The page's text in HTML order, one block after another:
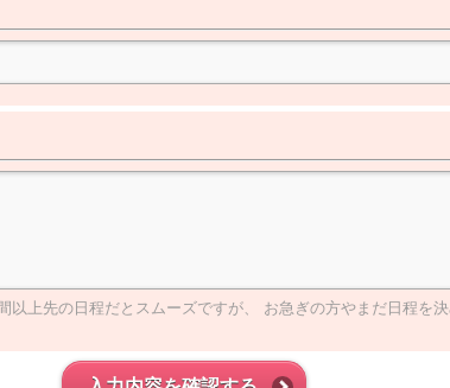
上先の日程だとスムーズですが、 お急ぎの方やまだ日程を